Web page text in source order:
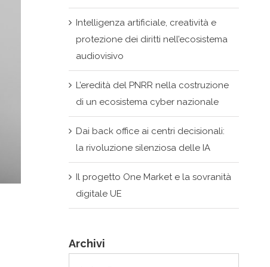
Intelligenza artificiale, creatività e
protezione dei diritti nell’ecosistema
audiovisivo
L’eredità del PNRR nella costruzione
di un ecosistema cyber nazionale
Dai back office ai centri decisionali:
la rivoluzione silenziosa delle IA
Il progetto One Market e la sovranità
digitale UE
Archivi